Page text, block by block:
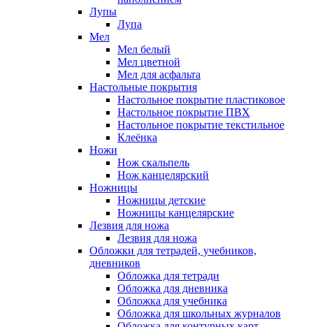
Лупы
Лупа
Мел
Мел белый
Мел цветной
Мел для асфальта
Настольные покрытия
Настольное покрытие пластиковое
Настольное покрытие ПВХ
Настольное покрытие текстильное
Клеёнка
Ножи
Нож скальпель
Нож канцелярский
Ножницы
Ножницы детские
Ножницы канцелярские
Лезвия для ножа
Лезвия для ножа
Обложки для тетрадей, учебников,
дневников
Обложка для тетради
Обложка для дневника
Обложка для учебника
Обложка для школьных журналов